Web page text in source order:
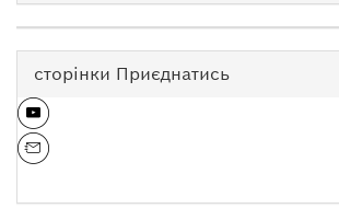
сторінки Приєднатись